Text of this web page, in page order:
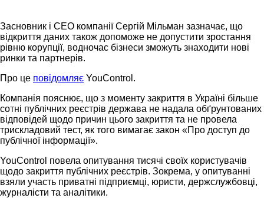
Засновник і СЕО компанії Сергій Мільман зазначає, що
відкриття даних також допоможе не допустити зростання
рівню корупції, водночас бізнеси зможуть знаходити нові
ринки та партнерів.
Про це повідомляє YouControl.
Компанія пояснює, що з моменту закриття в Україні більше
сотні публічних реєстрів держава не надала обґрунтованих
відповідей щодо причин цього закриття та не провела
трискладовий тест, як того вимагає закон «Про доступ до
публічної інформації».
YouControl повела опитування тисячі своїх користувачів
щодо закриття публічних реєстрів. Зокрема, у опитуванні
взяли участь приватні підприємці, юристи, держслужбовці,
журналісти та аналітики.